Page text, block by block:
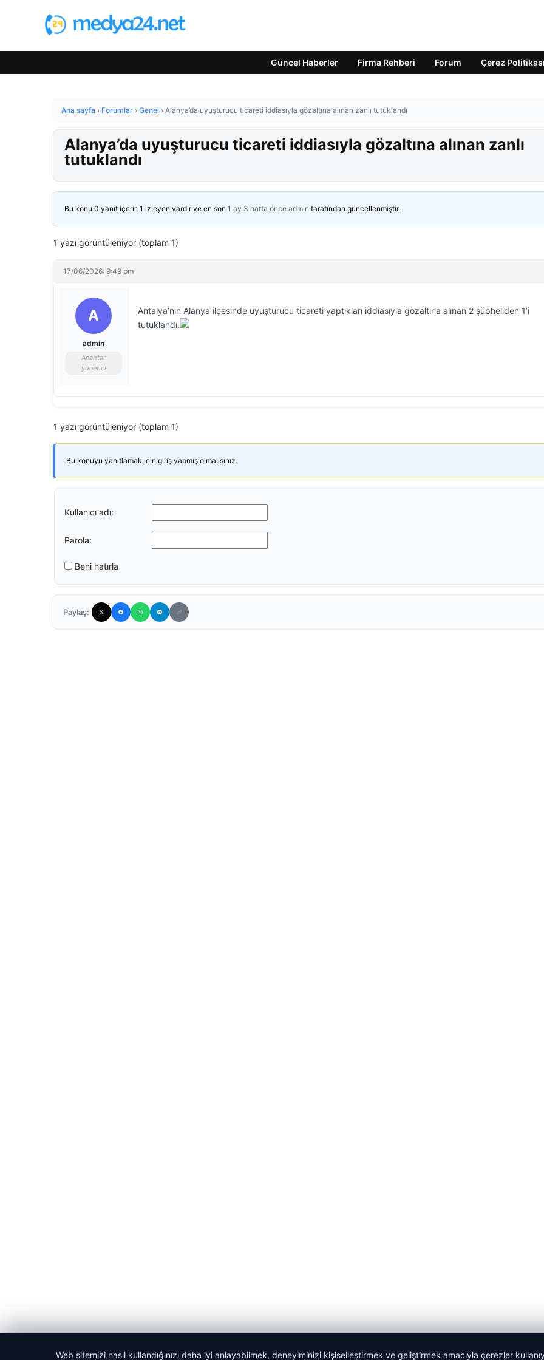
Güncel Haberler Firma Rehberi Forum Çerez Politikası
Ana sayfa › Forumlar › Genel › Alanya’da uyuşturucu ticareti iddiasıyla gözaltına alınan zanlı tutuklandı
Alanya’da uyuşturucu ticareti iddiasıyla gözaltına alınan zanlı
tutuklandı
Bu konu 0 yanıt içerir, 1 izleyen vardır ve en son 1 ay 3 hafta önce admin tarafından güncellenmiştir.
1 yazı görüntüleniyor (toplam 1)
17/06/2026: 9:49 pm
A
admin
Anahtar
yönetici
Antalya’nın Alanya ilçesinde uyuşturucu ticareti yaptıkları iddiasıyla gözaltına alınan 2 şüpheliden 1’i
tutuklandı.
1 yazı görüntüleniyor (toplam 1)
Bu konuyu yanıtlamak için giriş yapmış olmalısınız.
Kullanıcı adı:
Parola:
Beni hatırla
Paylaş:
Web sitemizi nasıl kullandığınızı daha iyi anlayabilmek, deneyiminizi kişiselleştirmek ve geliştirmek amacıyla çerezler